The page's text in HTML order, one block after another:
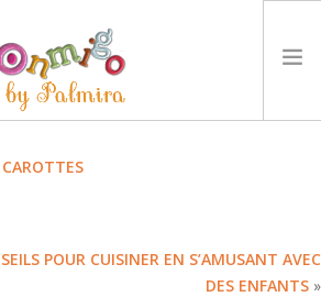
POUR CUISINER EN S’AMUSANT AVEC
DES ENFANTS »